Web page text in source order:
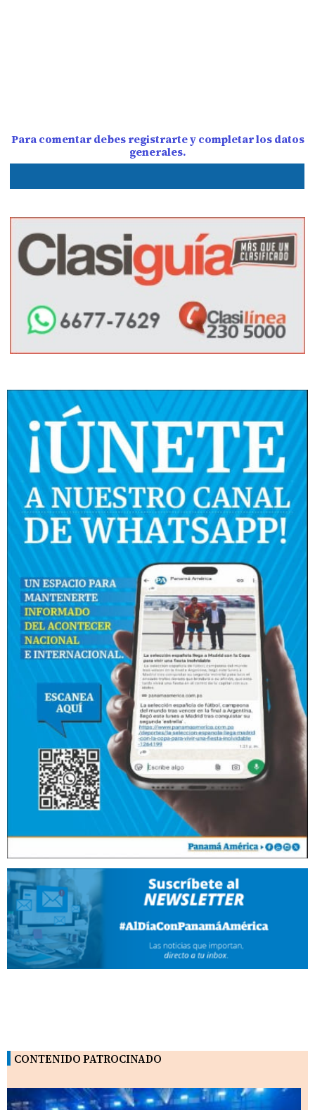
Para comentar debes registrarte y completar los datos
generales.
CONTENIDO PATROCINADO